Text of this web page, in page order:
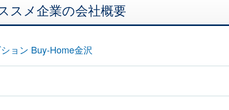
スメ企業の会社概要
ョン Buy-Home金沢